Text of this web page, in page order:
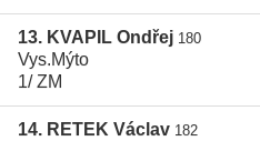
13. KVAPIL Ondřej 180
Vys.Mýto
1/ ZM
14. RETEK Václav 182